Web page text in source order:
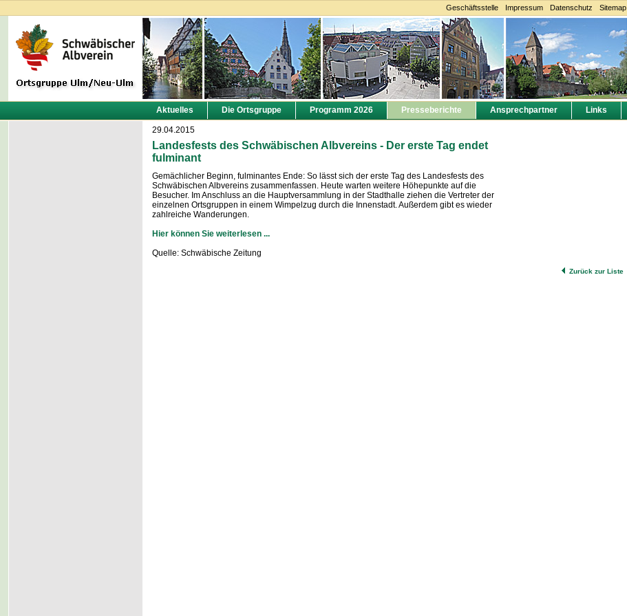
Aktuelles Die Ortsgruppe Programm 2026 Presseberichte Ansprechpartner Links
Geschäftsstelle Impressum Datenschutz Sitemap
29.04.2015
Landesfests des Schwäbischen Albvereins - Der erste Tag endet
fulminant
Gemächlicher Beginn, fulminantes Ende: So lässt sich der erste Tag des Landesfests des
Schwäbischen Albvereins zusammenfassen. Heute warten weitere Höhepunkte auf die
Besucher. Im Anschluss an die Hauptversammlung in der Stadthalle ziehen die Vertreter der
einzelnen Ortsgruppen in einem Wimpelzug durch die Innenstadt. Außerdem gibt es wieder
zahlreiche Wanderungen.
Hier können Sie weiterlesen ...
Quelle: Schwäbische Zeitung
Zurück zur Liste